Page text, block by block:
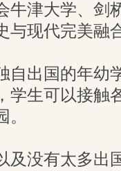
牛津大学、剑
与现代完美融
出国的年幼
学生可以接触
没有太多出